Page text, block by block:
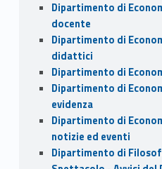
Dipartimento di
docente
Dipartimento di
didattici
Dipartimento di
Dipartimento di
evidenza
Dipartimento di
notizie ed eventi
Dipartimento di